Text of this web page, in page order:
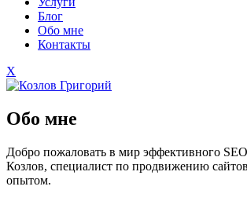
Блог
Обо мне
Контакты
X
Обо мне
Добро пожаловать в мир эффективного
Козлов, специалист по продвижению
опытом.